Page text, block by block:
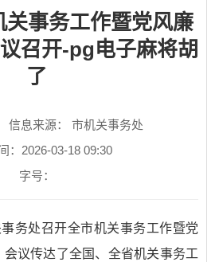
关事务工作暨党风廉
召开-pg电子麻将胡
了
信息来源： 市机关事务处
：2026-03-18 09:30
字号：
务处召开全市机关事务工作暨党
议传达了全国、全省机关事务工